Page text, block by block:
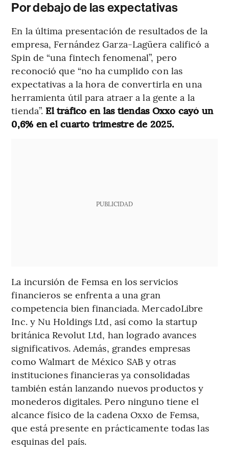
Por debajo de las expectativas
En la última presentación de resultados de la
empresa, Fernández Garza-Lagüera calificó a
Spin de “una fintech fenomenal”, pero
reconoció que “no ha cumplido con las
expectativas a la hora de convertirla en una
herramienta útil para atraer a la gente a la
tienda”. El tráfico en las tiendas Oxxo cayó un
0,6% en el cuarto trimestre de 2025.
PUBLICIDAD
La incursión de Femsa en los servicios
financieros se enfrenta a una gran
competencia bien financiada. MercadoLibre
Inc. y Nu Holdings Ltd, así como la startup
británica Revolut Ltd, han logrado avances
significativos. Además, grandes empresas
como Walmart de México SAB y otras
instituciones financieras ya consolidadas
también están lanzando nuevos productos y
monederos digitales. Pero ninguno tiene el
alcance físico de la cadena Oxxo de Femsa,
que está presente en prácticamente todas las
esquinas del país.